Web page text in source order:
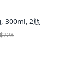
, 300ml, 2瓶
$228